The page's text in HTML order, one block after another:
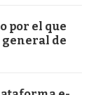
por el que
de